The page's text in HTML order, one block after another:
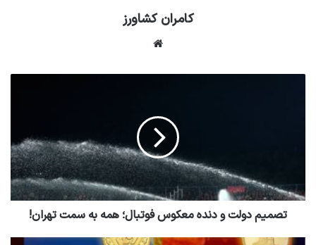
کامران کشاورز
تصمیم دولت و دنده معکوس فوتبال؛ همه به سمت تهران!